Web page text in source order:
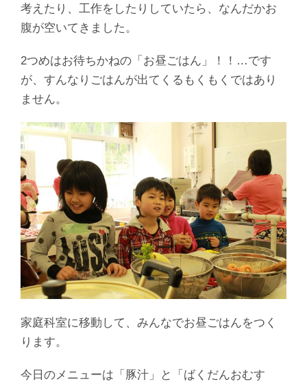
考えたり、工作をしたりしていたら、なんだかお
腹が空いてきました。
2つめはお待ちかねの「お昼ごはん」！！…です
が、すんなりごはんが出てくるもくもくではあり
ません。
家庭科室に移動して、みんなでお昼ごはんをつく
ります。
今日のメニューは「豚汁」と「ばくだんおむす